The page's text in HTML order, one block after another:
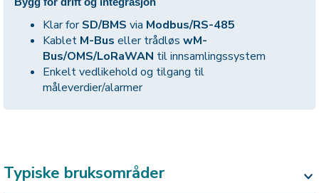
Klar forSD/BMS via Modbus/RS-485
Kablet M-Bus eller trådløs wM-
Bus/OMS/LoRaWAN til innsamlingssystem
Enkelt vedlikehold og tilgang til
måleverdier/alarmer
Typiske bruksområder